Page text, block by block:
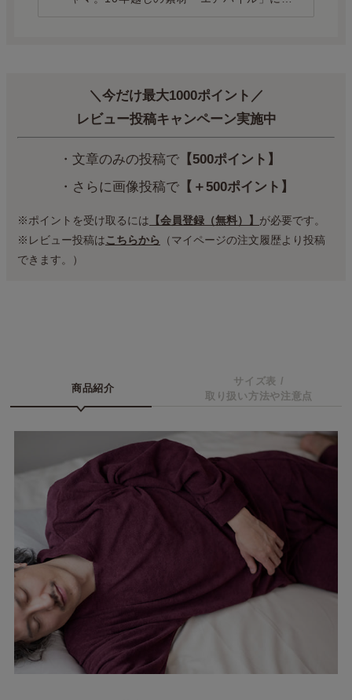
＼今だけ最大1000ポイント／
レビュー投稿キャンペーン実施中
・文章のみの投稿で【500ポイント】
・さらに画像投稿で【＋500ポイント】
※ポイントを受け取るには 【会員登録（無料）】 が必要です。
※レビュー投稿はこちらから （マイページの注文履歴より投稿
できます。）
商品紹介
サイズ表 /
取り扱い方法や注意点